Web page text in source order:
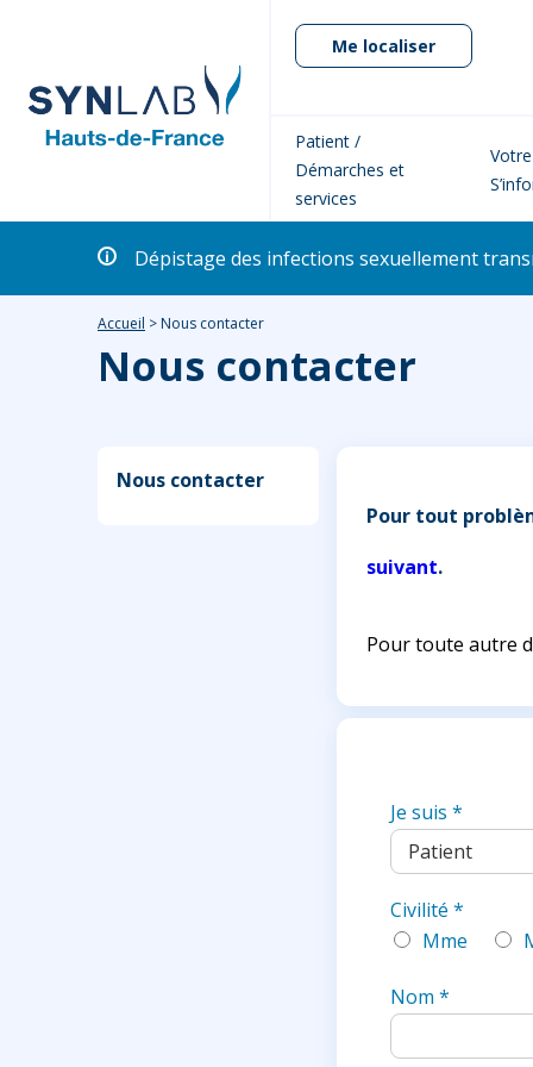
Me localiser
Patient /
Démarches et
services
Dépistage des infections sexuellement
Accueil > Nous contacter
Nous contacter
Nous contacter
Pour tout
suivant.
Pour toute autre
Je suis*
Civilité*
Mme
Nom*